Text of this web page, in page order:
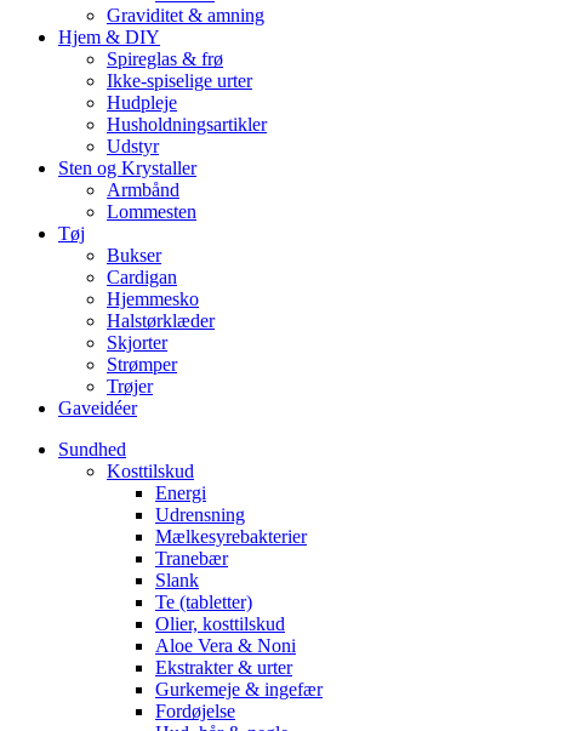
Graviditet & amning
Hjem & DIY
Spireglas & frø
Ikke-spiselige urter
Hudpleje
Husholdningsartikler
Udstyr
Sten og Krystaller
Armbånd
Lommesten
Tøj
Bukser
Cardigan
Hjemmesko
Halstørklæder
Skjorter
Strømper
Trøjer
Gaveidéer
Sundhed
Kosttilskud
Energi
Udrensning
Mælkesyrebakterier
Tranebær
Slank
Te (tabletter)
Olier, kosttilskud
Aloe Vera & Noni
Ekstrakter & urter
Gurkemeje & ingefær
Fordøjelse